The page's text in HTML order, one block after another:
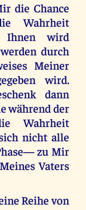
die Chance
Wahrheit
Ihnen wird
durch
Meiner
wird.
dann
während der
Wahrheit
nicht alle
zu Mir
Vaters
Reihe von